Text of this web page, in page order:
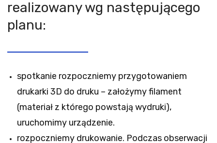
realizowany wg następującego
planu:
spotkanie rozpoczniemy przygotowaniem
drukarki 3D do druku – założymy filament
(materiał z którego powstają wydruki),
uruchomimy urządzenie.
rozpoczniemy drukowanie. Podczas obserwacji